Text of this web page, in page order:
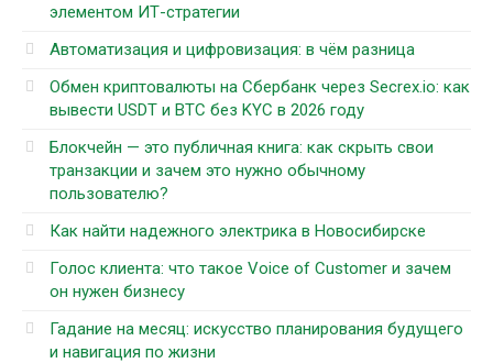
элементом ИТ-стратегии
Автоматизация и цифровизация: в чём разница
Обмен криптовалюты на Сбербанк через Secrex.io: как
вывести USDT и BTC без KYC в 2026 году
Блокчейн — это публичная книга: как скрыть свои
транзакции и зачем это нужно обычному
пользователю?
Как найти надежного электрика в Новосибирске
Голос клиента: что такое Voice of Customer и зачем
он нужен бизнесу
Гадание на месяц: искусство планирования будущего
и навигация по жизни